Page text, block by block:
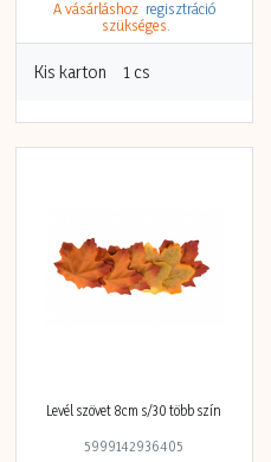
A vásárláshoz regisztráció
szükséges.
Kis karton 1 cs
Levél szövet 8cm s/30 több szín
5999142936405